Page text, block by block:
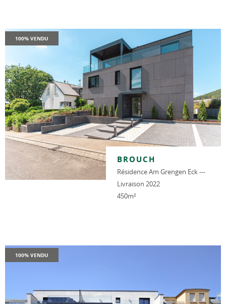
100% VENDU
BROUCH
Résidence Am Grengen Eck ---
Livraison 2022
450m²
100% VENDU